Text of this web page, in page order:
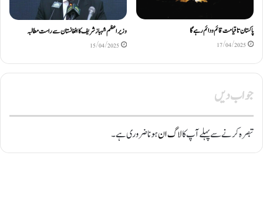
پاکستان تاقیامت قائم و دائم رہے گا
17/04/2025
وزیراعظم شہباز شریف کا افغانستان سے راست مطالبہ
15/04/2025
جواب دیں
تبصرہ کرنے سے پہلے آپ کالاگ انہونا ضروری ہے۔